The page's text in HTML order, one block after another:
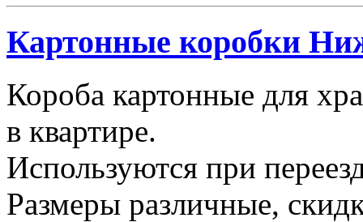
Картонные коробки
Короба картонные для
в квартире.
Используются при
Размеры различные,